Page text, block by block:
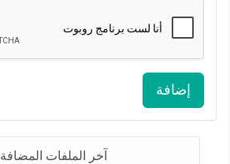
إضافة
آخر الملفات المضافة